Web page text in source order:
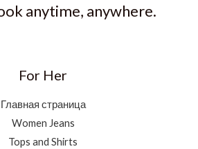
anytime, anywhere.
For Her
Главная страница
Women Jeans
Tops and Shirts